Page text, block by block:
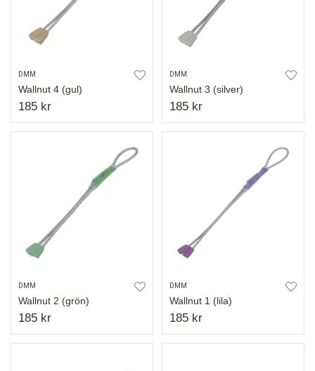
DMM
Wallnut 4 (gul)
185 kr
DMM
Wallnut 3 (silver)
185 kr
DMM
Wallnut 2 (grön)
185 kr
DMM
Wallnut 1 (lila)
185 kr